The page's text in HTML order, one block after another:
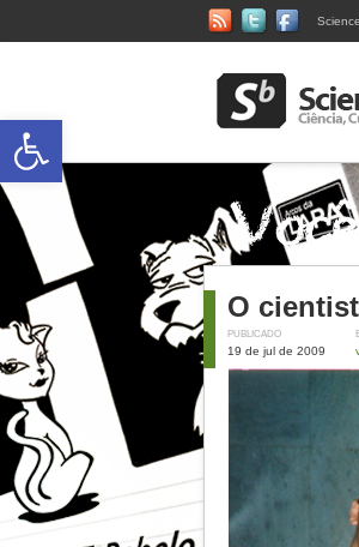
O
PUBLICADO
19 de jul de 2009
Abrir a barra de